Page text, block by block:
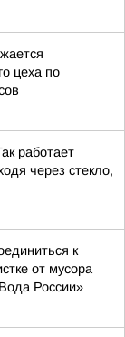
цеха по
работает
через стекло,
к
от мусора
России»